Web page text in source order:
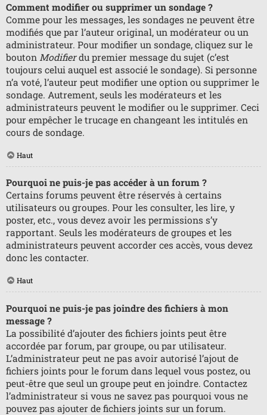
Comment modifier ou supprimer un sondage ?
Comme pour les messages, les sondages ne peuvent être
modifiés que par l’auteur original, un modérateur ou un
administrateur. Pour modifier un sondage, cliquez sur le
bouton Modifierdu premier message du sujet (c’est
toujours celui auquel est associé le sondage). Si personne
n’a voté, l’auteur peut modifier une option ou supprimer le
sondage. Autrement, seuls les modérateurs et les
administrateurs peuvent le modifier ou le supprimer. Ceci
pour empêcher le trucage en changeant les intitulés en
cours de sondage.
Haut
Pourquoi ne puis-je pas accéder à un forum ?
Certains forums peuvent être réservés à certains
utilisateurs ou groupes. Pour les consulter, les lire, y
poster, etc., vous devez avoir les permissions s’y
rapportant. Seuls les modérateurs de groupes et les
administrateurs peuvent accorder ces accès, vous devez
donc les contacter.
Haut
Pourquoi ne puis-je pas joindre des fichiers à mon
message ?
La possibilité d’ajouter des fichiers joints peut être
accordée par forum, par groupe, ou par utilisateur.
L’administrateur peut ne pas avoir autorisé l’ajout de
fichiers joints pour le forum dans lequel vous postez, ou
peut-être que seul un groupe peut en joindre. Contactez
l’administrateur si vous ne savez pas pourquoi vous ne
pouvez pas ajouter de fichiers joints sur un forum.